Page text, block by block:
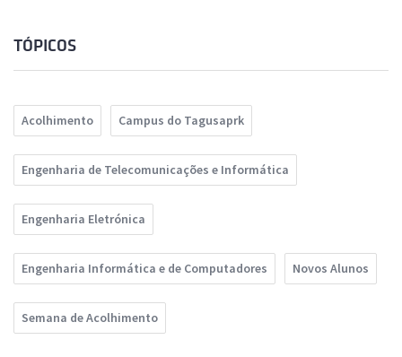
TÓPICOS
Acolhimento Campus do Tagusaprk
Engenharia de Telecomunicações e Informática
Engenharia Eletrónica
Engenharia Informática e de Computadores Novos Alunos
Semana de Acolhimento